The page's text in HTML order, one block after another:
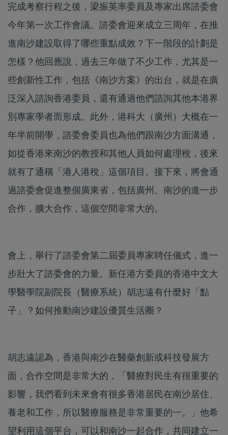
完成考察行程之後，梁振英率委員及專家出席諮委會
今年第一次工作會議。諮委會迎來成立三周年，在推
進南沙建設取得了哪些重點成效？下一階段的計劃是
怎樣？他回應說，過去三年做了不少工作，尤其是一
些創新性工作，包括《南沙方案》的出台，就是在廣
泛深入諮詢香港委員，還有通過他們諮詢其他本港界
別專家學者而形成。此外，港科大（廣州）大概在一
年半前開學，諮委會委員也為他們跟南沙方面溝通，
如從香港來南沙的教授和其他人員如何處理稅，後來
就有了通稱「港人港稅」這個項目。接下來，將會通
過諮委會促進整個廣東省，包括廣州、南沙的進一步
合作，擴大合作，這個空間非常大的。
會上，舉行了諮委會第二屆委員專家聘任儀式，進一
步壯大了諮委會的力量。新任港方委員的香港中文大
學醫學院副院長（醫療系統）胡志遠有什麼好「點
子」？如何推動南沙建設優質生活圈？
胡志遠認為，香港與南沙在醫藥創新或科技發展方
面，合作空間是非常大的，「醫療對民生有很重要的
影響，我們看到未來會有很多香港居民在南沙居住、
養老和工作，所以醫療服務是非常重要的一。」他希
望利用這個平台，可以和南沙一起合作，共同建立一